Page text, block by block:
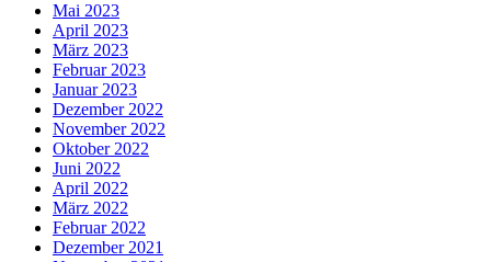
Mai 2023
April 2023
März 2023
Februar 2023
Januar 2023
Dezember 2022
November 2022
Oktober 2022
Juni 2022
April 2022
März 2022
Februar 2022
Dezember 2021